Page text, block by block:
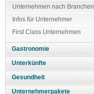
Unternehmen nach Branchen
Infos für Unternehmer
First Class Unternehmen
Gastronomie
Unterkünfte
Gesundheit
Unternehmerpakete